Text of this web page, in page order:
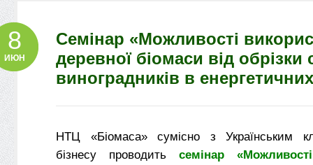
Cемінар «Можливості
деревної біомаси від обрізки
виноградників в
8
ИЮН
НТЦ «Біомаса» сумісно з Українським
бізнесу проводить семінар